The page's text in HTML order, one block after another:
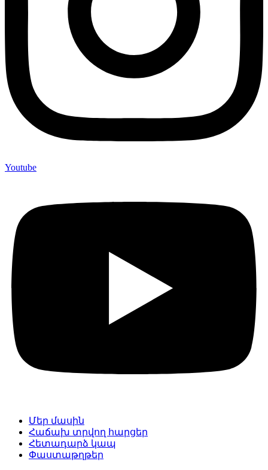
Youtube
Մեր մասին
Հաճախ տրվող հարցեր
Հետադարձ կապ
Փաստաթղթեր